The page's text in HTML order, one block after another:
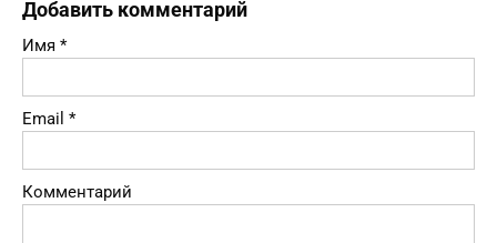
Добавить комментарий
Имя *
Email *
Комментарий